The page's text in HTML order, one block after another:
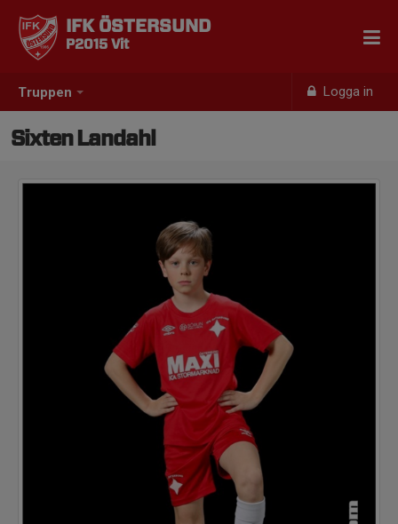
Truppen Logga in
IFK ÖSTERSUND
P2015 Vit
Sixten Landahl